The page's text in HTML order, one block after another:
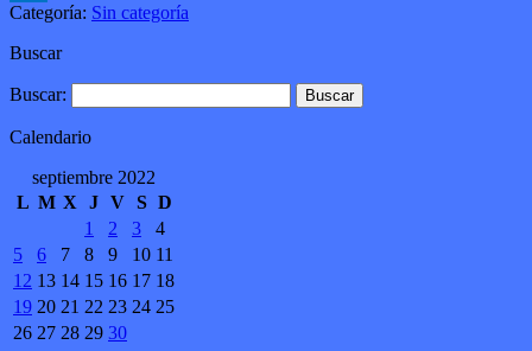
Outlook.com
Categoría: Sin categoría
Buscar
Buscar:
Calendario
septiembre 2022
L M X J V S D
1 2 3
4
5
6 7 8 9 10 11
12 13 14 15 16 17 18
19 20 21 22 23 24 25
26 27 28 29 30